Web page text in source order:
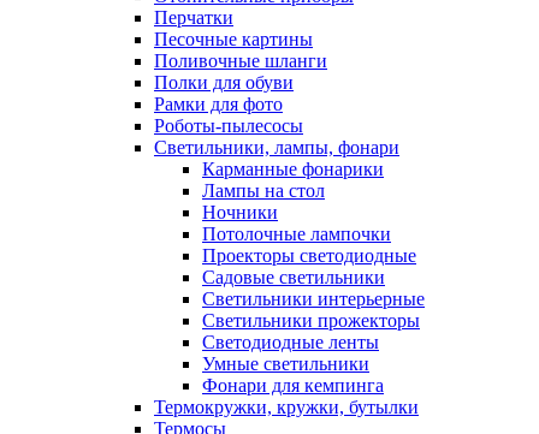
Перчатки
Песочные картины
Поливочные шланги
Полки для обуви
Рамки для фото
Роботы-пылесосы
Светильники, лампы, фонари
Карманные фонарики
Лампы на стол
Ночники
Потолочные лампочки
Проекторы светодиодные
Садовые светильники
Светильники интерьерные
Светильники прожекторы
Светодиодные ленты
Умные светильники
Фонари для кемпинга
Термокружки, кружки, бутылки
Термосы